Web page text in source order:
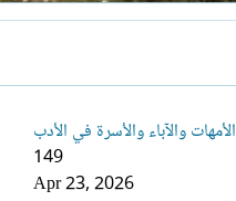
الأمهات والآباء والأسرة في الأدب
149
Apr 23, 2026